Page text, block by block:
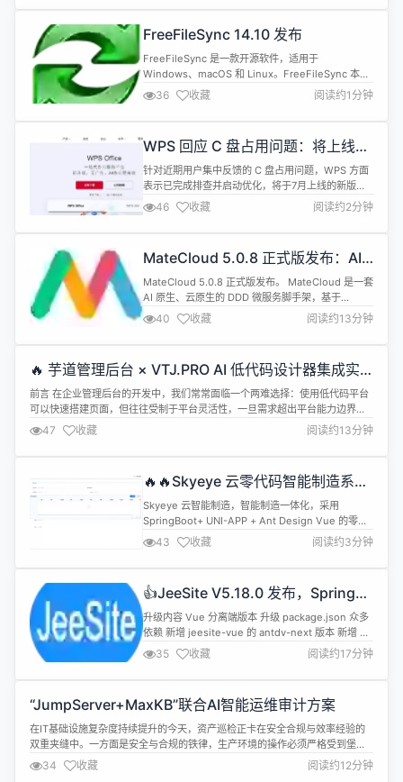
jsonify(user.to_dict()) 没有危险的函数调用。没有
FreeFileSync 14.10 发布
FreeFileSync 是一款开源软件，适用于
Windows、macOS 和 Linux。FreeFileSync 本质
是一个用于文件夹对比和同步的软件，它可以创建和
管理所有重要文件的备份副本。FreeFileSync 不是
每次都复制每个文件，而是确定源文件夹和目标文件
FreeFileSync 14.10 更新内...
36 收藏 阅读约1分钟
WPS 回应 C 盘占用问题：将上线磁
盘存储管理功能
针对近期用户集中反馈的 C 盘占用问题，WPS 方面
表示已完成排查并启动优化，将于7月上线的新版本
在安装界面增加了路径选择功能；在使用环节，WPS
在设置页新增了&quot;存储管理&quot;模块，缓
存、文件备份、云文档缓存等各类文件的占用与可释
在C盘、占用情况不够直观，确实给部分高频用户造
成了困扰，此次优化的...
46 收藏 阅读约2分钟
MateCloud 5.0.8 正式版发布：AI
原生、云原生、单体/微服务双形态
的 DDD 开发脚手架
MateCloud 5.0.8 正式版发布。 MateCloud 是一套
AI 原生、云原生的 DDD 微服务脚手架，基于
Spring Boot 4.0.7、Spring Cloud 2025.1.2、
Spring Cloud Alibaba 2025.1.0.0、Dubbo
3.3.6、Spring AI 2.0、Java 21 构建，面向中后
40 收藏 阅读约13分钟
🔥 芋道管理后台 × VTJ.PRO AI 低代码设计器集成实
践
前言 在企业管理后台的开发中，我们常常面临一个两难选择：使用低代码平台
可以快速搭建页面，但往往受制于平台灵活性，一旦需求超出平台能力边界就
寸步难行；坚持纯手工编码则能保证完全可控，但大量重复的CRUD页面开发
又耗费了太多精力。 有没有一种方案，既能享受低代码的「快」，又能保留源
码开发的「自由」？ 本文介绍的就是这样一个解决方案&mdash;&mdash;将 ...
47 收藏 阅读约13分钟
🔥🔥Skyeye 云零代码智能制造系统
- Saas模块 - v3.19.10 发布
Skyeye 云智能制造，智能制造一体化，采用
SpringBoot+ UNI-APP + Ant Design Vue 的零代
码平台开发模式。包含 100 多种电子流程，CRM、
PM、ERP、MES、ADM、OA、EHR、AI、项目、
商城、财务、多班次考勤、薪资、招聘、云售后、论
坛、问卷、报表设计、工作流、Saas 等功能。打造
全网首套零代码、功能最全的智...
43 收藏 阅读约3分钟
👍JeeSite V5.18.0 发布，Spring
Boot，Cloud，AI，Vue 更新到最
新版，antdv-next、uni-app-
vue3、敏感词过滤工具等多项改进
升级内容 Vue 分离端版本 升级 package.json 众多
依赖 新增 jeesite-vue 的 antdv-next 版本 新增 手
机端 jeesite-uniapp-v5 代码生成模版 新增 高性能
敏感词库过滤工具，支持在线维护词库，支持租户 优
化 ListSelect 支持 select.ts 函数返回，按需加载
35 收藏 阅读约17分钟
“JumpServer+MaxKB”联合AI智能运维审计方案
在IT基础设施复杂度持续提升的今天，资产巡检正卡在安全合规与效率经验的
双重夹缝中。一方面是安全与合规的铁律，生产环境的操作必须严格受到堡垒
机的审计与拦截，拒绝任何高危越权操作；另一方面则是效率与经验的断层，
控制台返回的原生日志和性能指标（例如Top负载、dmesg内核报错、MD5基
34 收藏 阅读约12分钟